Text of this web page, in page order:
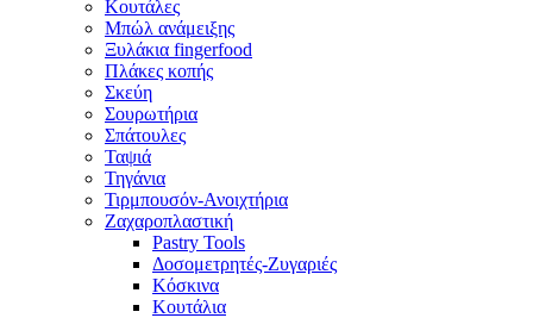
Κουτάλες
Μπώλ ανάμειξης
Ξυλάκια fingerfood
Πλάκες κοπής
Σκεύη
Σουρωτήρια
Σπάτουλες
Ταψιά
Τηγάνια
Τιρμπουσόν-Ανοιχτήρια
Ζαχαροπλαστική
Pastry Tools
Δοσομετρητές-Ζυγαριές
Κόσκινα
Κουτάλια